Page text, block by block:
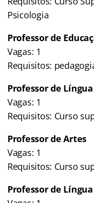
Psicologia
Professor de
Vagas: 1
Requisitos:
Professor de
Vagas: 1
Requisitos: Curso
Professor de Artes
Vagas: 1
Requisitos: Curso
Professor de